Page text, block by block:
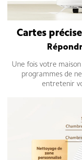
Cartes
Une fois votre
programmes de
entretenir